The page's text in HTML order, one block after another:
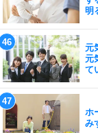
明
元
元
て
ホ
み